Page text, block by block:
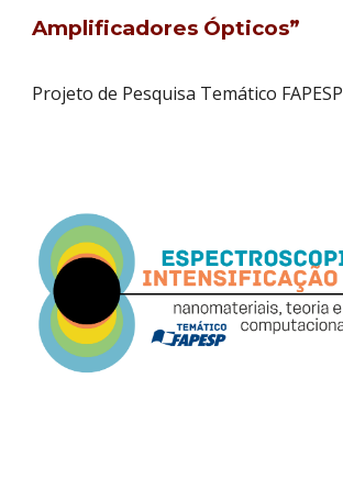
Amplificadores Ópticos”
Projeto de Pesquisa Temático FAPESP